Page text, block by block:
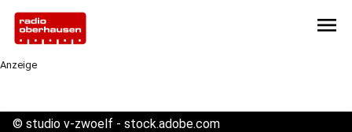
menu
Anzeige
© studio v-zwoelf - stock.adobe.com